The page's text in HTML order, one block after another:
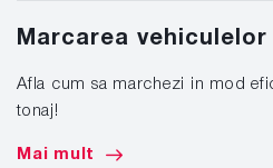
Marcarea vehiculelor
Afla cum sa marchezi in mod
tonaj!
Mai mult